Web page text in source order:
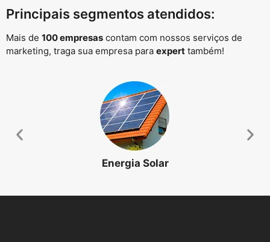
Principais segmentos atendidos:
Mais de 100 empresas contam com nossos serviços de
marketing, traga sua empresa para expert também!
Energia Solar